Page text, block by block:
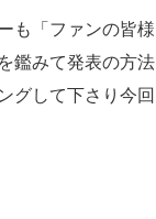
も「ファンの皆様
鑑みて発表の方法
グして下さり今回